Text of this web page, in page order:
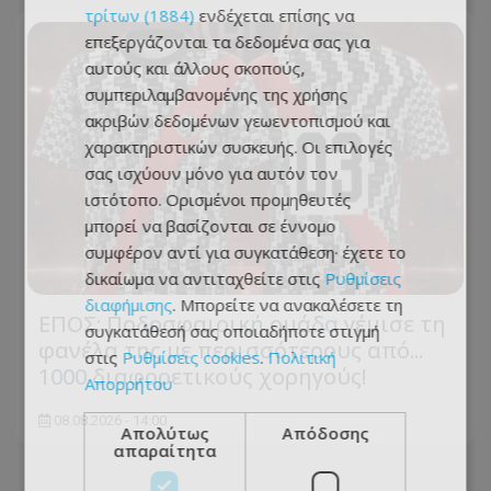
ΕΠΟΣ: Ποδοσφαιρική ομάδα γέμισε τη
φανέλα της με περισσότερους από...
1000 διαφορετικούς χορηγούς!
τρίτων (1884) ενδέχεται επίσης να
επεξεργάζονται τα δεδομένα σας για
αυτούς και άλλους σκοπούς,
συμπεριλαμβανομένης της χρήσης
ακριβών δεδομένων γεωεντοπισμού και
χαρακτηριστικών συσκευής. Οι επιλογές
σας ισχύουν μόνο για αυτόν τον
ιστότοπο. Ορισμένοι προμηθευτές
μπορεί να βασίζονται σε έννομο
συμφέρον αντί για συγκατάθεση· έχετε το
δικαίωμα να αντιταχθείτε στις Ρυθμίσεις
διαφήμισης. Μπορείτε να ανακαλέσετε τη
συγκατάθεσή σας οποιαδήποτε στιγμή
στις Ρυθμίσεις cookies. Πολιτική
Απορρήτου
Απολύτως
απαραίτητα
Απόδοσης